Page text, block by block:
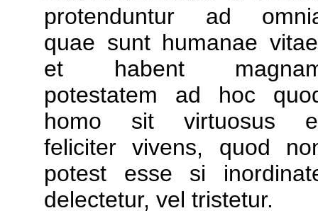
protenduntur ad
quae sunt humanae
et habent
potestatem ad hoc
homo sit virtuosus
feliciter vivens, quod
potest esse si
delectetur, vel tristetur.